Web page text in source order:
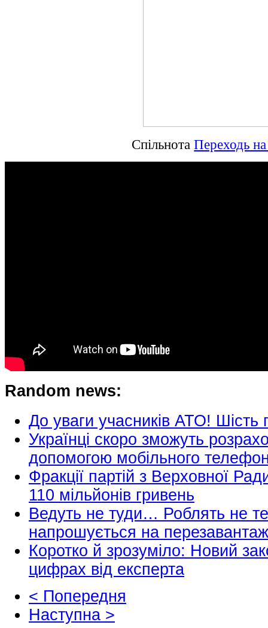
СпільнотаПереходь на
Random news:
До уваги учасників АТО! Шість
Українці скоро зможуть
допомогою мобільного
Фракції партій з Верховної
110 мільйонів гривень
Ведуть не туди… Роблять не
напрошується на
Коротко й зрозуміло: Новий
цифрах від експерта
< Попередня
Наступна >